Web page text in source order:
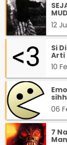
12
Si
Arti
10
06
7